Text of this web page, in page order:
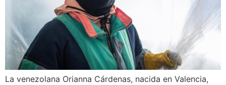
La venezolana Orianna Cárdenas, nacida en Valencia,